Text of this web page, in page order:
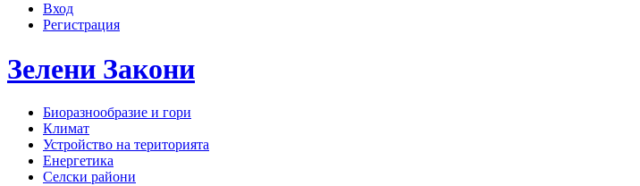
Вход
Регистрация
Зелени Закони
Биоразнообразие и гори
Климат
Устройство на територията
Енергетика
Селски райони